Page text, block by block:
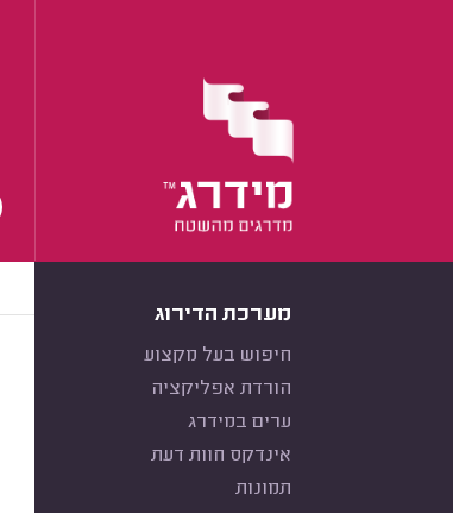
מערכת הדירוג
חיפוש בעל מקצוע
הורדת אפליקציה
ערים במידרג
אינדקס חוות דעת
תמונות